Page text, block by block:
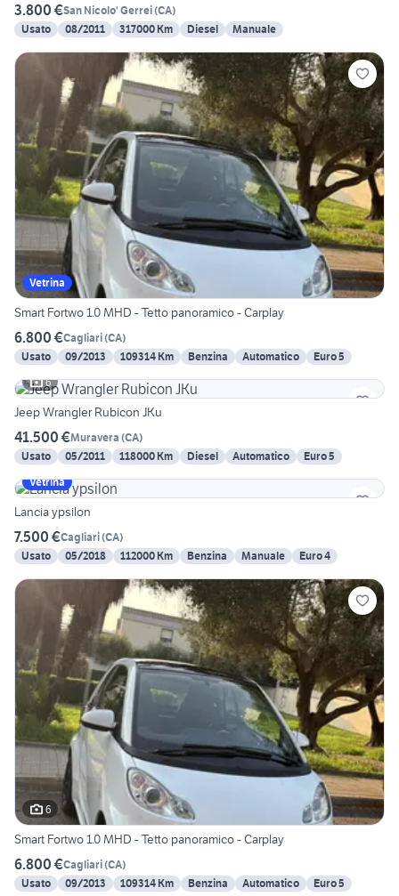
3.800 €San Nicolo' Gerrei(CA)
Usato
08/2011 317000 Km Diesel Manuale
Vetrina
Smart Fortwo 1.0 MHD - Tetto panoramico - Carplay
6.800 €Cagliari(CA)
Usato
09/2013 109314 Km Benzina Automatico
Euro 5
6
Jeep Wrangler Rubicon JKu
41.500 €Muravera (CA)
Usato
05/2011 118000 Km Diesel Automatico
Euro 5
Vetrina
Lancia ypsilon
7.500 €Cagliari(CA)
Usato
05/2018 112000 Km Benzina Manuale Euro 4
6
Smart Fortwo 1.0 MHD - Tetto panoramico - Carplay
6.800 €Cagliari(CA)
Usato
09/2013 109314 Km Benzina Automatico Euro 5